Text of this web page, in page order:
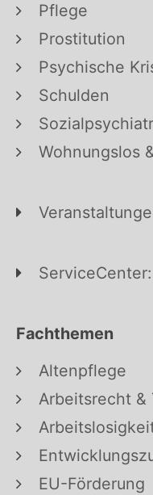
Pflege
Prostitution
Psychische
Schulden
Wohnungslos
Fachthemen
Altenpflege
Arbeitsrecht &
EU-Förderung